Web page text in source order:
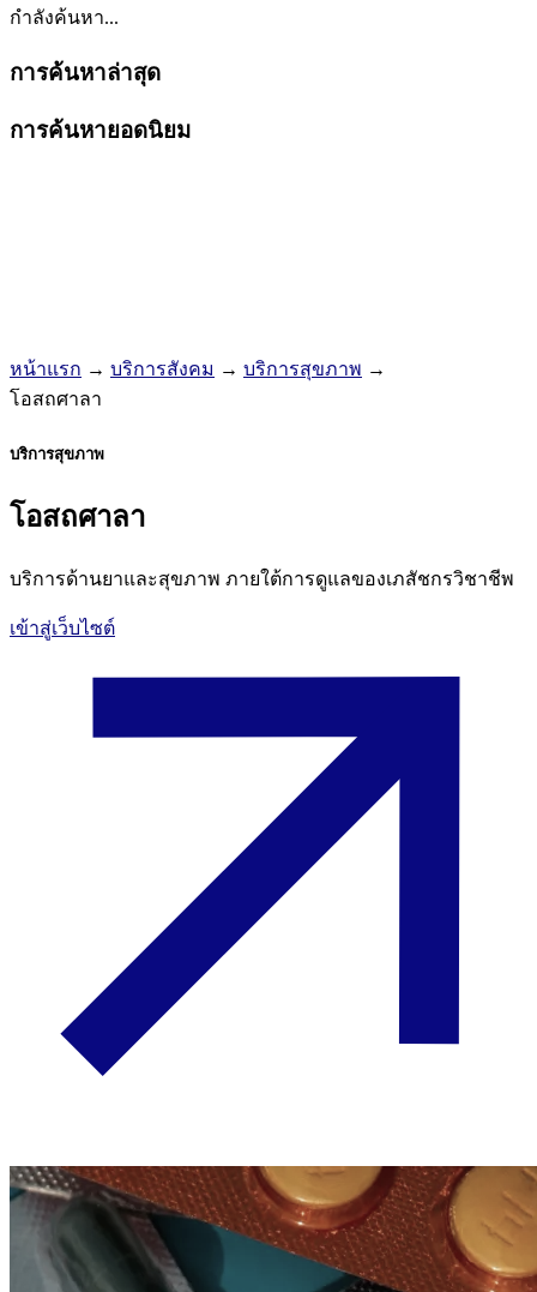
กำลังค้นหา...
การค้นหาล่าสุด
การค้นหายอดนิยม
หน้าแรก → บริการสังคม → บริการสุขภาพ →
โอสถศาลา
บริการสุขภาพ
โอสถศาลา
บริการด้านยาและสุขภาพ ภายใต้การดูแลของเภสัชกรวิชาชีพ
เข้าสู่เว็บไซต์